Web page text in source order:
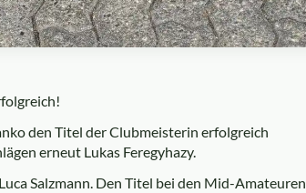
den Titel der Clubmeisterin erfolgreich
erneut Lukas Feregyhazy.
Salzmann. Den Titel bei den Mid-Amateuren